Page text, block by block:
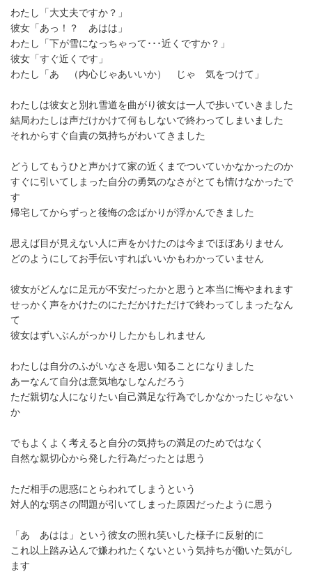
わたし「大丈夫ですか？」
彼女「あっ！？ あはは」
わたし「下が雪になっちゃって･･･近くですか？」
彼女「すぐ近くです」
わたし「あ （内心じゃあいいか） じゃ 気をつけて」
わたしは彼女と別れ雪道を曲がり彼女は一人で歩いていきました
結局わたしは声だけかけて何もしないで終わってしまいました
それからすぐ自責の気持ちがわいてきました
どうしてもうひと声かけて家の近くまでついていかなかったのか
すぐに引いてしまった自分の勇気のなさがとても情けなかったで
す
帰宅してからずっと後悔の念ばかりが浮かんできました
思えば目が見えない人に声をかけたのは今までほぼありません
どのようにしてお手伝いすればいいかもわかっていません
彼女がどんなに足元が不安だったかと思うと本当に悔やまれます
せっかく声をかけたのにただかけただけで終わってしまったなん
て
彼女はずいぶんがっかりしたかもしれません
わたしは自分のふがいなさを思い知ることになりました
あーなんて自分は意気地なしなんだろう
ただ親切な人になりたい自己満足な行為でしかなかったじゃない
か
でもよくよく考えると自分の気持ちの満足のためではなく
自然な親切心から発した行為だったとは思う
ただ相手の思惑にとらわれてしまうという
対人的な弱さの問題が引いてしまった原因だったように思う
「あ あはは」という彼女の照れ笑いした様子に反射的に
これ以上踏み込んで嫌われたくないという気持ちが働いた気がし
ます